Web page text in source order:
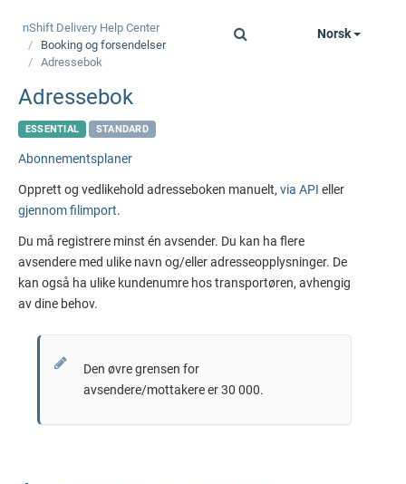
Norsk
nShift Delivery Help Center
Booking og forsendelser
Adressebok
Adressebok
ESSENTIAL STANDARD
Abonnementsplaner
Opprett og vedlikehold adresseboken manuelt, via API eller
gjennom filimport.
Du må registrere minst én avsender. Du kan ha flere
avsendere med ulike navn og/eller adresseopplysninger. De
kan også ha ulike kundenumre hos transportøren, avhengig
av dine behov.
Den øvre grensen for
avsendere/mottakere er 30 000.